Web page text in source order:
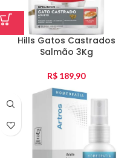
Hills Gatos Castrados
Salmão 3Kg
R$ 189,90